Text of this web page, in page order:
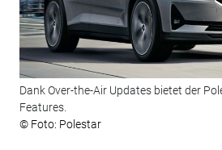
Dank Over-the-Air Updates bietet der
Features.
© Foto: Polestar